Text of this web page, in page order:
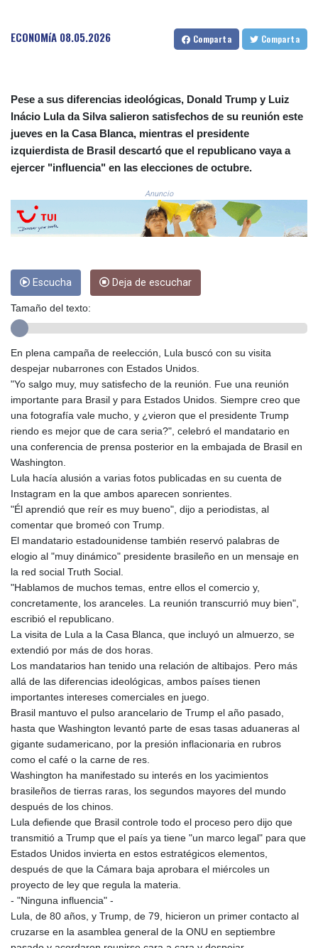
CRC 524.099988
CUC 1.152471
CZK 24.24407
DJF 204.817306
DKK 7.476217
DOP 67.193733
DZD 153.365094
EGP 57.264782
ERN 17.287064
ETB 185.968128
FJD 2.552089
FKP 0.856077
GEL 3.013725
GGP 0.856077
GMD 85.282572
GNF
10118.69464
GTQ 8.791437
GYD 241.048608
HKD 9.04099
HNL 30.88171
HRK 7.536585
HUF 364.625083
20648.821428
IMP 0.856077
INR 109.809273
1509.393123
ISK 142.41109
JMD 182.637459
JOD 0.81708
JPY 182.544457
KES 149.083075
KGS 100.783234
KHR
KMF 492.105126
KWD 0.356874
KYD 0.960205
KZT 539.927945
26033.64904
103179.229954
LKR 387.028882
LRD 207.974585
ECONOMíA 08.05.2026 Comparta Comparta
Pese a sus diferencias ideológicas, Donald Trump y Luiz
Inácio Lula da Silva salieron satisfechos de su reunión este
jueves en la Casa Blanca, mientras el presidente
izquierdista de Brasil descartó que el republicano vaya a
ejercer "influencia" en las elecciones de octubre.
Anuncio
Escucha Deja de escuchar
Tamaño del texto:
En plena campaña de reelección, Lula buscó con su visita
despejar nubarrones con Estados Unidos.
"Yo salgo muy, muy satisfecho de la reunión. Fue una reunión
importante para Brasil y para Estados Unidos. Siempre creo que
una fotografía vale mucho, y ¿vieron que el presidente Trump
riendo es mejor que de cara seria?", celebró el mandatario en
una conferencia de prensa posterior en la embajada de Brasil en
Washington.
Lula hacía alusión a varias fotos publicadas en su cuenta de
Instagram en la que ambos aparecen sonrientes.
"Él aprendió que reír es muy bueno", dijo a periodistas, al
comentar que bromeó con Trump.
El mandatario estadounidense también reservó palabras de
elogio al "muy dinámico" presidente brasileño en un mensaje en
la red social Truth Social.
"Hablamos de muchos temas, entre ellos el comercio y,
concretamente, los aranceles. La reunión transcurrió muy bien",
escribió el republicano.
La visita de Lula a la Casa Blanca, que incluyó un almuerzo, se
extendió por más de dos horas.
Los mandatarios han tenido una relación de altibajos. Pero más
allá de las diferencias ideológicas, ambos países tienen
importantes intereses comerciales en juego.
Brasil mantuvo el pulso arancelario de Trump el año pasado,
hasta que Washington levantó parte de esas tasas aduaneras al
gigante sudamericano, por la presión inflacionaria en rubros
como el café o la carne de res.
Washington ha manifestado su interés en los yacimientos
brasileños de tierras raras, los segundos mayores del mundo
después de los chinos.
Lula defiende que Brasil controle todo el proceso pero dijo que
transmitió a Trump que el país ya tiene "un marco legal" para que
Estados Unidos invierta en estos estratégicos elementos,
después de que la Cámara baja aprobara el miércoles un
proyecto de ley que regula la materia.
- "Ninguna influencia" -
Lula, de 80 años, y Trump, de 79, hicieron un primer contacto al
cruzarse en la asamblea general de la ONU en septiembre